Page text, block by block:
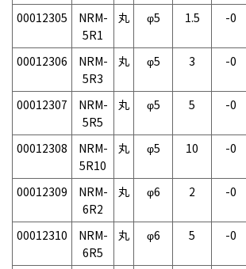
00012305
NRM-
5R1
丸 φ5 1.5 -0
00012306
NRM-
5R3
丸 φ5 3 -0
00012307
NRM-
5R5
丸 φ5 5 -0
00012308
NRM-
5R10
丸 φ5 10 -0
00012309
NRM-
6R2
丸 φ6 2 -0
00012310
NRM-
6R5
丸 φ6 5 -0